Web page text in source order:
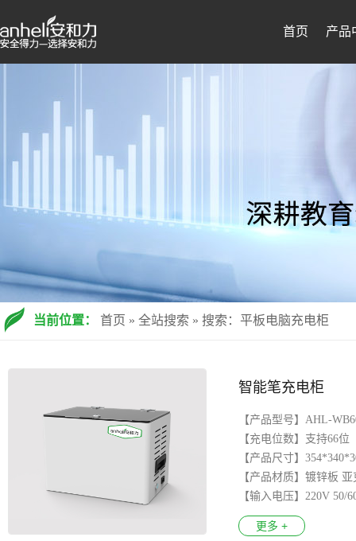
首页 产品
当前位置： 首页 » 全站搜索 » 搜索：平板电脑充电柜
智能笔充电柜
【产品型号】AHL-
【充电位数】支持66位
【产品尺寸】
【产品材质】镀锌板 亚
【输入电压】220V 50/
【输出接口】每路
【产品特色】磁吸式充
更多 +